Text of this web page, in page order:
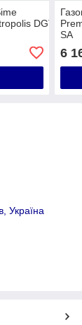
DGT/
SA
6
Україна